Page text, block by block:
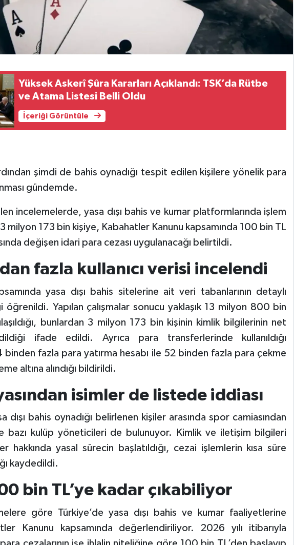
Yüksek Askerî Şûra Kararları Açıklandı: TSK’da Rütbe
ve Atama Listesi Belli Oldu
İçeriği Görüntüle
şimdi de bahis oynadığı tespit edilen kişilere yönelik para
gündemde.
incelemelerde, yasa dışı bahis ve kumar platformlarında işlem
milyon 173 bin kişiye, Kabahatler Kanunu kapsamında 100 bin TL
değişen idari para cezası uygulanacağı belirtildi.
fazla kullanıcı verisi incelendi
yasa dışı bahis sitelerine ait veri tabanlarının detaylı
öğrenildi. Yapılan çalışmalar sonucu yaklaşık 13 milyon 800 bin
ulaşıldığı, bunlardan 3 milyon 173 bin kişinin kimlik bilgilerinin net
ifade edildi. Ayrıca para transferlerinde kullanıldığı
fazla para yatırma hesabı ile 52 binden fazla para çekme
altına alındığı bildirildi.
isimler de listede iddiası
dışı bahis oynadığı belirlenen kişiler arasında spor camiasından
bazı kulüp yöneticileri de bulunuyor. Kimlik ve iletişim bilgileri
hakkında yasal sürecin başlatıldığı, cezai işlemlerin kısa süre
kaydedildi.
bin TL’ye kadar çıkabiliyor
göre Türkiye’de yasa dışı bahis ve kumar faaliyetlerine
Kanunu kapsamında değerlendiriliyor. 2026 yılı itibarıyla